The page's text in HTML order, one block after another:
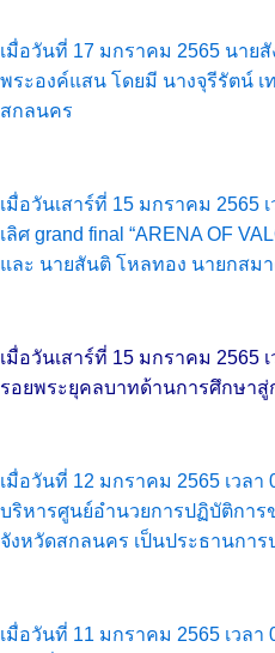
เมื่อวันที่ 17 มกราคม 2565 นาย
พระองค์แสน โดยมี นางจุรีรัตน์
สกลนคร
เมื่อวันเสาร์ที่ 15 มกราคม 2565
เลิศ grand final “ARENA OF
และ นายสันติ โหลทอง นายกสม
เมื่อวันเสาร์ที่ 15 มกราคม 2565
รอยพระยุคลบาทด้านการศึกษา
เมื่อวันที่ 12 มกราคม 2565 เวล
บริหารศูนย์อำนวยการปฏิบัติการ
จังหวัดสกลนคร เป็นประธานกา
เมื่อวันที่ 11 มกราคม 2565 เวล